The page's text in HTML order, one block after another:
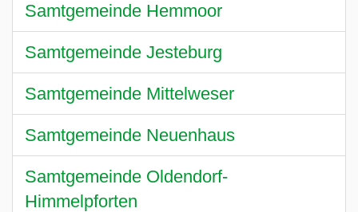
Samtgemeinde Hemmoor
Samtgemeinde Jesteburg
Samtgemeinde Mittelweser
Samtgemeinde Neuenhaus
Samtgemeinde Oldendorf-
Himmelpforten